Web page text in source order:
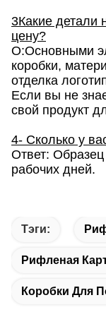
3Какие детали
цену?
О:Основными
коробки,
отделка
Если вы не
свой продукт
4- Сколько у
Ответ: Образец
рабочих дней.
Тэги:
Рифленая
Коробки Для